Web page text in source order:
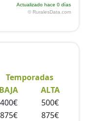
Temporadas
BAJA
ALTA
400€
500€
875€
875€